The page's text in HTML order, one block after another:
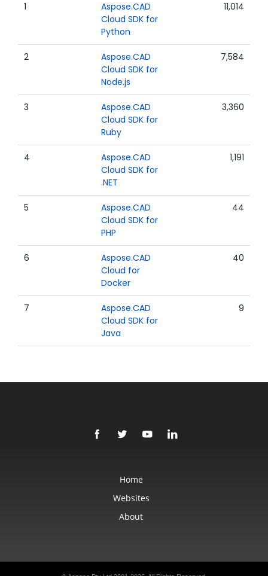
1
Aspose.CAD
Cloud SDK for
Python
11,014
2
Aspose.CAD
Cloud SDK for
Node.js
7,584
3
Aspose.CAD
Cloud SDK for
Ruby
3,360
4
Aspose.CAD
Cloud SDK for
.NET
1,191
5
Aspose.CAD
Cloud SDK for
PHP
44
6
Aspose.CAD
Cloud for
Docker
40
7
Aspose.CAD
Cloud SDK for
Java
9
Home
Websites
About